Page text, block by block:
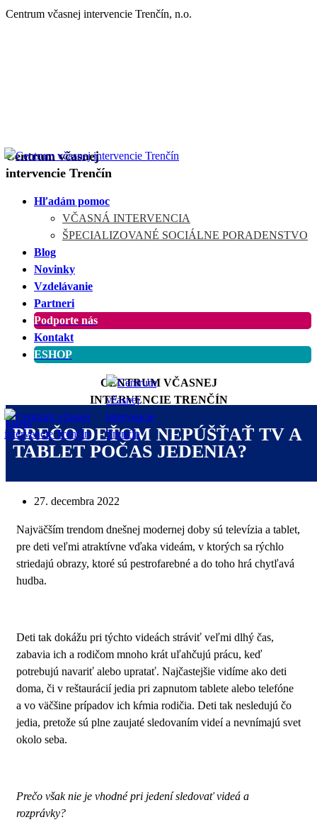
Centrum včasnej intervencie Trenčín, n.o.
Centrum včasnej
intervencie Trenčín
Hľadám pomoc
VČASNÁ INTERVENCIA
ŠPECIALIZOVANÉ SOCIÁLNE PORADENSTVO
Blog
Novinky
Vzdelávanie
Partneri
Podporte nás
Kontakt
ESHOP
CENTRUM VČASNEJ
INTERVENCIE TRENČÍN
Menu
PREČO DEŤOM NEPÚŠŤAŤ TV A
TABLET POČAS JEDENIA?
27. decembra 2022
Najväčším trendom dnešnej modernej doby sú televízia a tablet,
pre deti veľmi atraktívne vďaka videám, v ktorých sa rýchlo
striedajú obrazy, ktoré sú pestrofarebné a do toho hrá chytľavá
hudba.
Deti tak dokážu pri týchto videách stráviť veľmi dlhý čas,
zabavia ich a rodičom mnoho krát uľahčujú prácu, keď
potrebujú navariť alebo upratať. Najčastejšie vidíme ako deti
doma, či v reštaurácií jedia pri zapnutom tablete alebo telefóne
a vo väčšine prípadov ich kŕmia rodičia. Deti tak nesledujú čo
jedia, pretože sú plne zaujaté sledovaním videí a nevnímajú svet
okolo seba.
Prečo však nie je vhodné pri jedení sledovať videá a
rozprávky?